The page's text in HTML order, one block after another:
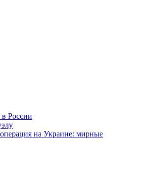
России
на Украине: мирные